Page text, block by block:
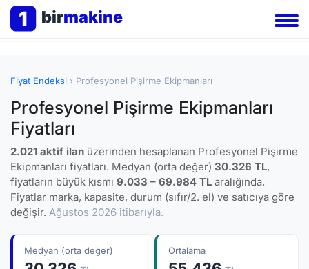
1 birmakine
Fiyat Endeksi › Profesyonel Pişirme Ekipmanları
Profesyonel Pişirme Ekipmanları
Fiyatları
2.021 aktif ilan üzerinden hesaplanan Profesyonel Pişirme
Ekipmanları fiyatları. Medyan (orta değer) 30.326 TL,
fiyatların büyük kısmı 9.033 – 69.984 TL aralığında.
Fiyatlar marka, kapasite, durum (sıfır/2. el) ve satıcıya göre
değişir. Ağustos 2026 itibarıyla.
Medyan (orta değer) Ortalama